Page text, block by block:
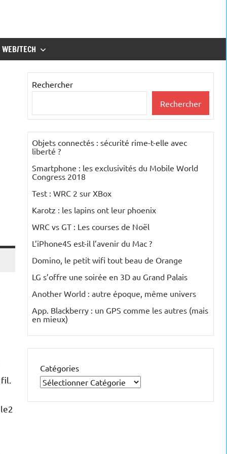
WEB/TECH
Rechercher
Rechercher
Objets connectés : sécurité rime-t-elle avec
liberté ?
Smartphone : les exclusivités du Mobile World
Congress 2018
Test : WRC 2 sur XBox
Karotz : les lapins ont leur phoenix
WRC vs GT : Les courses de Noël
L’iPhone4S est-il l’avenir du Mac ?
Domino, le petit wifi tout beau de Orange
LG s’offre une soirée en 3D au Grand Palais
Another World : autre époque, même univers
App. Blackberry : un GPS comme les autres (mais
en mieux)
Catégories